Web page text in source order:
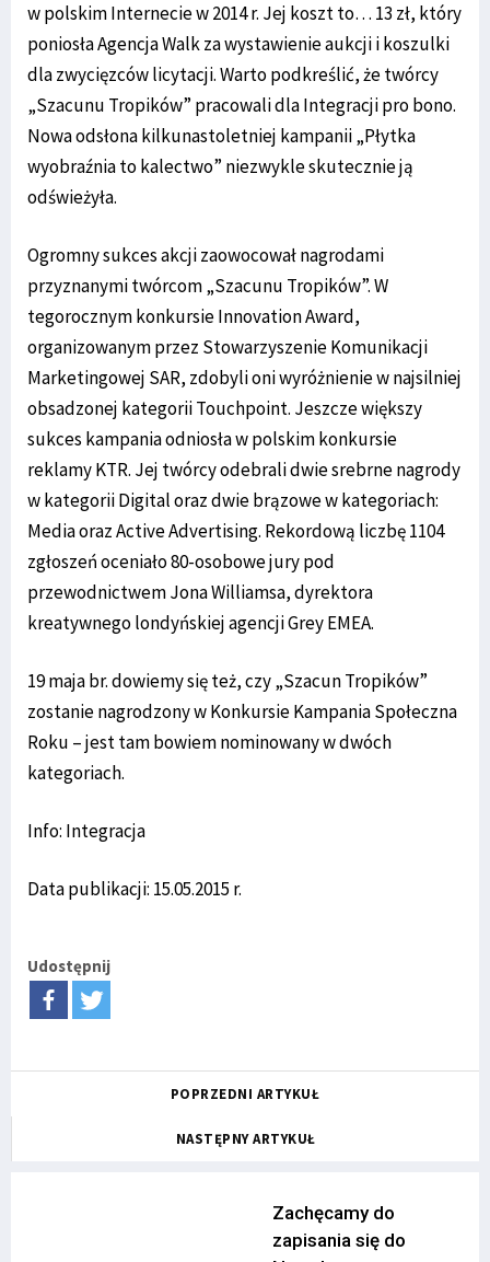
w polskim Internecie w 2014 r. Jej koszt to… 13 zł, który
poniosła Agencja Walk za wystawienie aukcji i koszulki
dla zwycięzców licytacji. Warto podkreślić, że twórcy
„Szacunu Tropików” pracowali dla Integracji pro bono.
Nowa odsłona kilkunastoletniej kampanii „Płytka
wyobraźnia to kalectwo” niezwykle skutecznie ją
odświeżyła.
Ogromny sukces akcji zaowocował nagrodami
przyznanymi twórcom „Szacunu Tropików”. W
tegorocznym konkursie Innovation Award,
organizowanym przez Stowarzyszenie Komunikacji
Marketingowej SAR, zdobyli oni wyróżnienie w najsilniej
obsadzonej kategorii Touchpoint. Jeszcze większy
sukces kampania odniosła w polskim konkursie
reklamy KTR. Jej twórcy odebrali dwie srebrne nagrody
w kategorii Digital oraz dwie brązowe w kategoriach:
Media oraz Active Advertising. Rekordową liczbę 1104
zgłoszeń oceniało 80-osobowe jury pod
przewodnictwem Jona Williamsa, dyrektora
kreatywnego londyńskiej agencji Grey EMEA.
19 maja br. dowiemy się też, czy „Szacun Tropików”
zostanie nagrodzony w Konkursie Kampania Społeczna
Roku – jest tam bowiem nominowany w dwóch
kategoriach.
Info: Integracja
Data publikacji: 15.05.2015 r.
Udostępnij
POPRZEDNI ARTYKUŁ
NASTĘPNY ARTYKUŁ
Zachęcamy do
zapisania się do